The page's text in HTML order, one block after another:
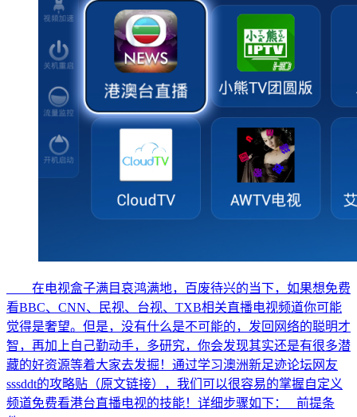
在电视盒子满目哀鸿满地，百废待兴的当下，如果想免费
看BBC、CNN、民视、台视、TXB相关直播电视频道你可能
觉得是奢望。但是，没有什么是不可能的，发回网络的聪明才
智，再加上自己勤动手，多研究，你会发现其实还是有很多潜
藏的好资源等着大家去发掘！通过学习澳洲新足迹论坛网友
sssddt的攻略贴（原文链接），我们可以很容易的掌握自定义
频道免费看港台直播电视的技能！详细步骤如下： 前提条